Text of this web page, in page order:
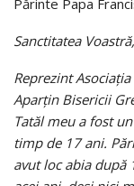
Sanctitatea
Reprezint
Aparțin Bisericii
Tatăl meu a fost
timp de 17 ani.
avut loc abia după